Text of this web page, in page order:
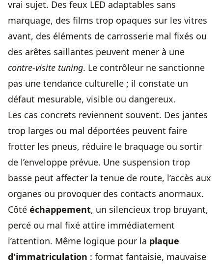
vrai sujet. Des feux LED adaptables sans
marquage, des films trop opaques sur les vitres
avant, des éléments de carrosserie mal fixés ou
des arêtes saillantes peuvent mener à une
contre-visite tuning. Le contrôleur ne sanctionne
pas une tendance culturelle ; il constate un
défaut mesurable, visible ou dangereux.
Les cas concrets reviennent souvent. Des jantes
trop larges ou mal déportées peuvent faire
frotter les pneus, réduire le braquage ou sortir
de l’enveloppe prévue. Une suspension trop
basse peut affecter la tenue de route, l’accès aux
organes ou provoquer des contacts anormaux.
Côté échappement, un silencieux trop bruyant,
percé ou mal fixé attire immédiatement
l’attention. Même logique pour la plaque
d'immatriculation : format fantaisie, mauvaise